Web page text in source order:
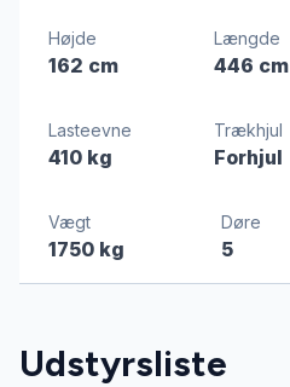
Højde
162 cm
Længde
446 cm
Lasteevne
410 kg
Trækhjul
Forhjul
Vægt
1750 kg
Døre
5
Udstyrsliste